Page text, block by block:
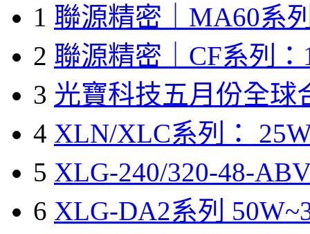
1 聯源精密｜MA60系
2 聯源精密｜CF系列：
3 光寶科技五月份全球
4 XLN/XLC系列：
5 XLG-240/320-48-
6 XLG-DA2系列